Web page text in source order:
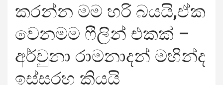
කරන්න මම හරි බයයි,ඒක
වෙනමම ෆීලින් එකක් –
අර්චුනා රාමනාදන් මහින්ද
ඉස්සරහ කියයි